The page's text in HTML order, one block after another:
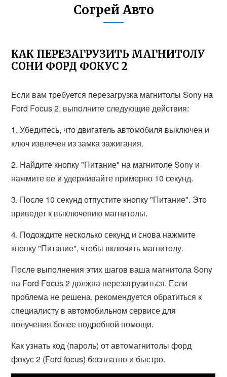
Согрей Авто
КАК ПЕРЕЗАГРУЗИТЬ МАГНИТОЛУ
СОНИ ФОРД ФОКУС 2
Если вам требуется перезагрузка магнитолы Sony на
Ford Focus 2, выполните следующие действия:
1. Убедитесь, что двигатель автомобиля выключен и
ключ извлечен из замка зажигания.
2. Найдите кнопку "Питание" на магнитоле Sony и
нажмите ее и удерживайте примерно 10 секунд.
3. После 10 секунд отпустите кнопку "Питание". Это
приведет к выключению магнитолы.
4. Подождите несколько секунд и снова нажмите
кнопку "Питание", чтобы включить магнитолу.
После выполнения этих шагов ваша магнитола Sony
на Ford Focus 2 должна перезагрузиться. Если
проблема не решена, рекомендуется обратиться к
специалисту в автомобильном сервисе для
получения более подробной помощи.
Как узнать код (пароль) от автомагнитолы форд
фокус 2 (Ford focus) бесплатно и быстро.